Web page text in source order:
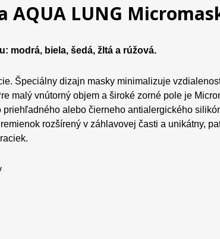
AQUA LUNG
modrá, biela, šedá, žltá a rúžová.
Špeciálny dizajn masky minimalizuje
malý vnútorný objem a široké zorné pole je
alebo čierneho antialergického
rozšírený v záhlavovej časti a unikátny,